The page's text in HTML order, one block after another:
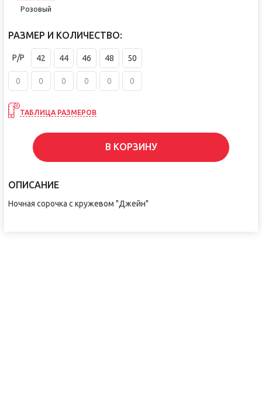
Розовый
РАЗМЕР И КОЛИЧЕСТВО:
Р/Р 42 44 46 48 50
ТАБЛИЦА РАЗМЕРОВ
В КОРЗИНУ
ОПИСАНИЕ
Ночная сорочка с кружевом "Джейн"